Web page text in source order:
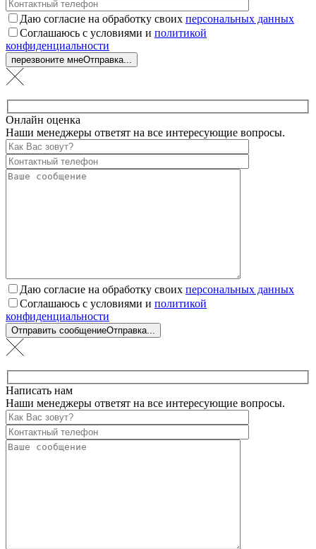
Даю согласие на обработку своих персональных данных
Соглашаюсь с условиями и политикой
конфиденциальности
перезвоните мнеОтправка...
Онлайн оценка
Наши менеджеры ответят на все интересующие вопросы.
Даю согласие на обработку своих персональных данных
Соглашаюсь с условиями и политикой
конфиденциальности
Отправить сообщениеОтправка...
Написать нам
Наши менеджеры ответят на все интересующие вопросы.